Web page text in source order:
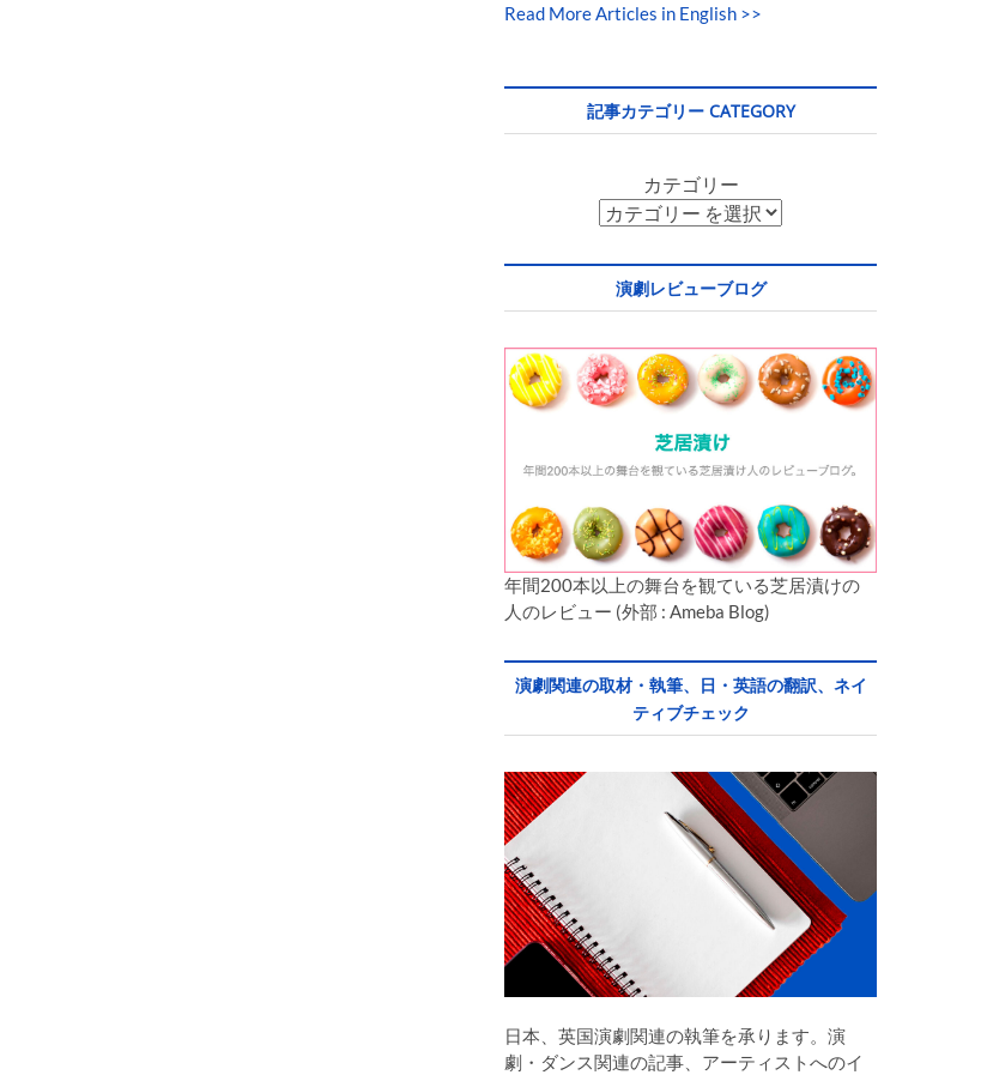
Read More Articles in English >>
記事カテゴリー CATEGORY
カテゴリー
演劇レビューブログ
年間200本以上の舞台を観ている芝居漬けの
人のレビュー (外部 : Ameba Blog)
演劇関連の取材・執筆、日・英語の翻訳、ネイ
ティブチェック
日本、英国演劇関連の執筆を承ります。演
劇・ダンス関連の記事、アーティストへのイ